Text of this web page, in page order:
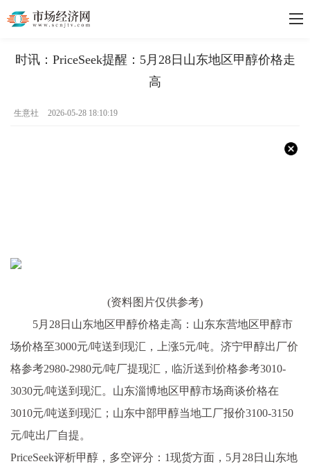
时讯：PriceSeek提醒：5月28日山东地区甲醇价格走
高
生意社 2026-05-28 18:10:19
(资料图片仅供参考)
5月28日山东地区甲醇价格走高：山东东营地区甲醇市
场价格至3000元/吨送到现汇，上涨5元/吨。济宁甲醇出厂价
格参考2980-2980元/吨厂提现汇，临沂送到价格参考3010-
3030元/吨送到现汇。山东淄博地区甲醇市场商谈价格在
3010元/吨送到现汇；山东中部甲醇当地工厂报价3100-3150
元/吨出厂自提。
PriceSeek评析甲醇，多空评分：1现货方面，5月28日山东地